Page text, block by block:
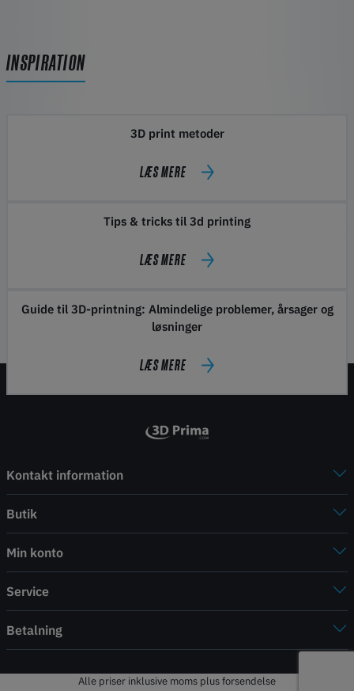
INSPIRATION
3D print metoder
LÆS MERE
Tips & tricks til 3d printing
LÆS MERE
Guide til 3D-printning: Almindelige problemer, årsager og
løsninger
LÆS MERE
Kontakt information
Butik
Min konto
Service
Betalning
Alle priser inklusive moms plus forsendelse